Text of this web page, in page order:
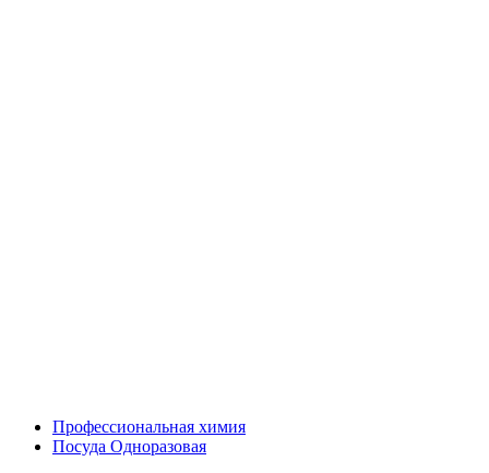
Профессиональная химия
Посуда Одноразовая